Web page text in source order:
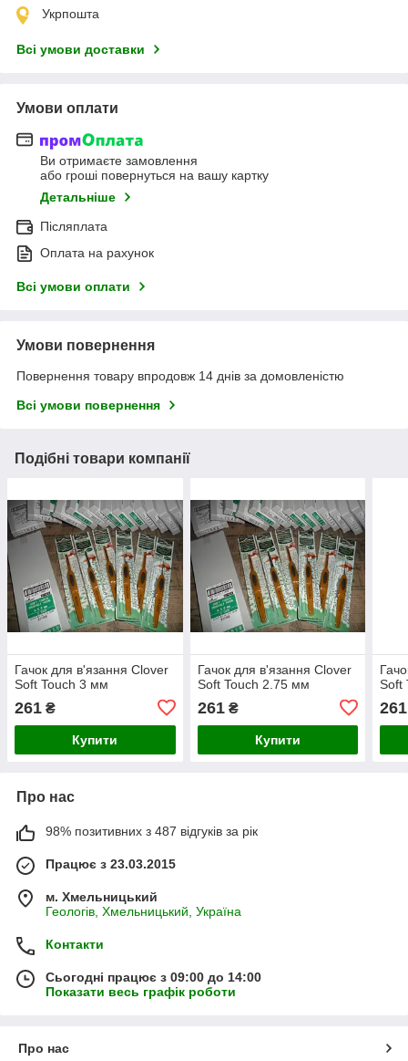
Укрпошта
Всі умови доставки
Умови оплати
Ви отримаєте замовлення
або гроші повернуться на вашу картку
Детальніше
Післяплата
Оплата на рахунок
Всі умови оплати
Умови повернення
Повернення товару впродовж 14 днів за домовленістю
Всі умови повернення
Подібні товари компанії
Гачок для в'язання Clover
Soft Touch 3 мм
261 ₴
Купити
Гачок для в'язання Clover
Soft Touch 2.75 мм
261₴
Купити
Soft
261
Про нас
98% позитивних з 487 відгуків за рік
Працює з 23.03.2015
м. Хмельницький
Геологів, Хмельницький, Україна
Контакти
Сьогодні працює з 09:00 до 14:00
Показати весь графік роботи
Про нас